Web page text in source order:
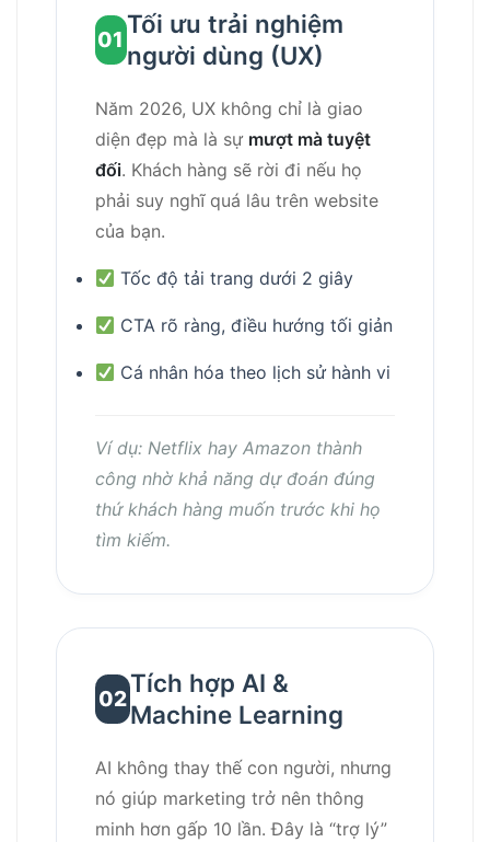
01
Tối ưu trải nghiệm
người dùng (UX)
Năm 2026, UX không chỉ là giao
diện đẹp mà là sự mượt mà tuyệt
đối. Khách hàng sẽ rời đi nếu họ
phải suy nghĩ quá lâu trên website
của bạn.
Tốc độ tải trang dưới 2 giây
CTA rõ ràng, điều hướng tối giản
Cá nhân hóa theo lịch sử hành vi
Ví dụ: Netflix hay Amazon thành
công nhờ khả năng dự đoán đúng
thứ khách hàng muốn trước khi họ
tìm kiếm.
02
Tích hợp AI &
Machine Learning
AI không thay thế con người, nhưng
nó giúp marketing trở nên thông
minh hơn gấp 10 lần. Đây là “trợ lý”